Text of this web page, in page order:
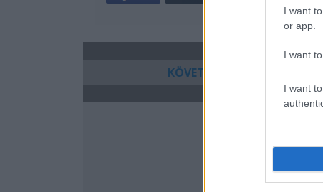
I want
or app.
I want
I want
KÖVETKEZŐ OLDAL